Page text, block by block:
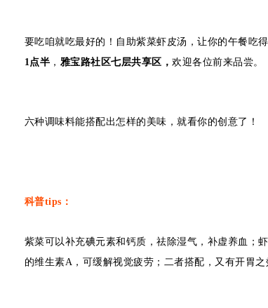
要吃咱就吃最好的！自助紫菜虾皮汤，让你的午餐吃
1点半 ， 雅宝路社区七层共享区，欢迎各位前来品尝。
六种调味料能搭配出怎样的美味，就看你的创意了！
科普tips：
紫菜可以补充碘元素和钙质，祛除湿气，补虚养血；
的维生素A，可缓解视觉疲劳；二者搭配，又有开胃之